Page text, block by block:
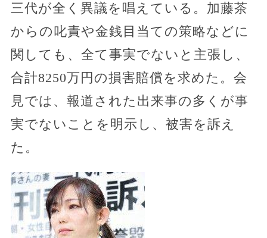
三代が全く異議を唱えている。加藤茶
からの叱責や金銭目当ての策略などに
関しても、全て事実でないと主張し、
合計8250万円の損害賠償を求めた。会
見では、報道された出来事の多くが事
実でないことを明示し、被害を訴え
た。